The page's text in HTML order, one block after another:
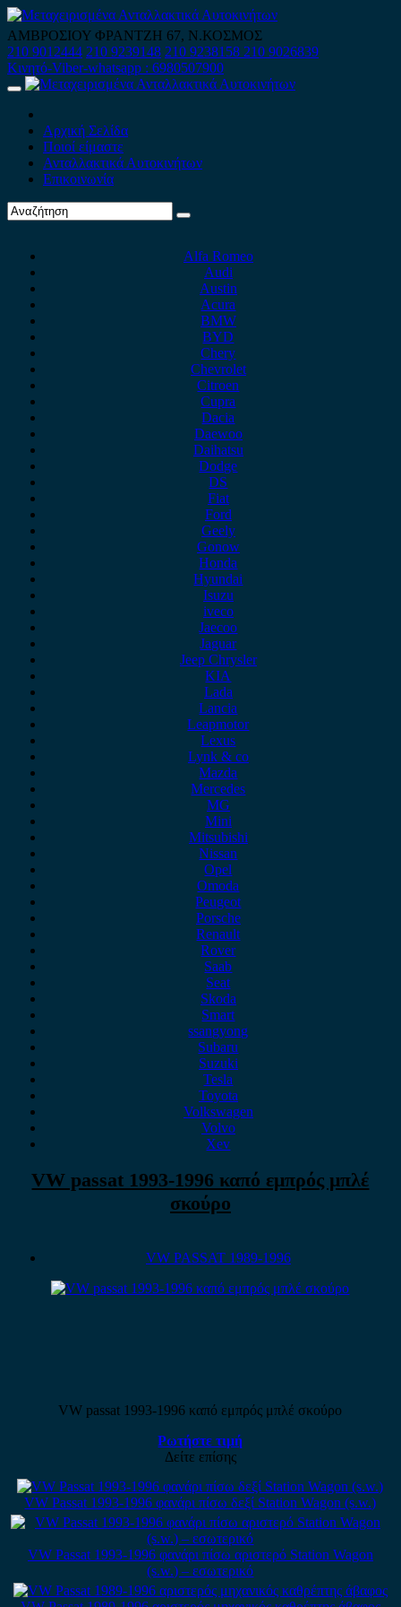
Skip
to
content
ΑΜΒΡΟΣΙΟΥ ΦΡΑΝΤΖΗ 67, Ν.ΚΟΣΜΟΣ
210 9012444 210 9239148 210 9238158 210 9026839
Κινητό-Viber-whatsapp : 6980507900
Primary
Αρχική Σελίδα
Ποιοί είμαστε
Ανταλλακτικά Αυτοκινήτων
Επικοινωνία
Alfa Romeo
Audi
Austin
Acura
BMW
BYD
Chery
Chevrolet
Citroen
Cupra
Dacia
Daewoo
Daihatsu
Dodge
DS
Fiat
Ford
Geely
Gonow
Honda
Hyundai
Isuzu
iveco
Jaecoo
Jaguar
Jeep Chrysler
KIA
Lada
Lancia
Leapmotor
Lexus
Lynk & co
Mazda
Mercedes
MG
Mini
Mitsubishi
Nissan
Opel
Omoda
Peugeot
Porsche
Renault
Rover
Saab
Seat
Skoda
Smart
ssangyong
Subaru
Suzuki
Tesla
Toyota
Volkswagen
Volvo
Xev
VW passat 1993-1996 καπό εμπρός μπλέ
σκούρο
VW PASSAT 1989-1996
VW passat 1993-1996 καπό εμπρός μπλέ σκούρο
Ρωτήστε τιμή
Δείτε επίσης
VW Passat 1993-1996 φανάρι πίσω δεξί Station Wagon (s.w.)
VW Passat 1993-1996 φανάρι πίσω αριστερό Station Wagon
(s.w.) – εσωτερικό